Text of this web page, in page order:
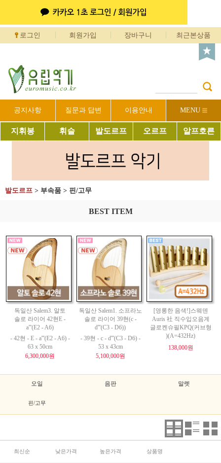
로그인 회원가입 장바구니 최근본상품
공지사항 질문과 답변 이용안내 MENU
지휘봉 휘슬 발도르프 오르프 알프호른
발도르프 > 부속품 > 핀/고무
BEST ITEM
독일산 Salem3. 알토
솔로 라이어 42현E -
a'''(E2 - A6)
- 42현 - E - a'''(E2 - A6) -
63 x 50cm
6,300,000원
독일산 Salem1. 소프라노
솔로 라이어 39현(c -
d'''(C3 - D6))
- 39현 - c - d'''(C3 - D6) -
53 x 43cm
5,100,000원
[영롱한 음색!]스웨덴
Auris 社 직수입오음계
글로켄슈필KPQ(커브형
)(A=432Hz)
138,000원
오일 음판 말렛
핀/고무
최신순 낮은가격 높은가격 상품명